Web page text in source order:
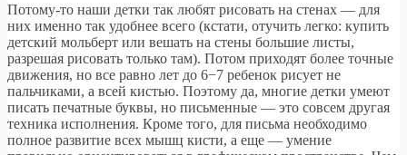
Потому-то наши детки так любят рисовать на стенах — для
них именно так удобнее всего (кстати, отучить легко: купить
детский мольберт или вешать на стены большие листы,
разрешая рисовать только там). Потом приходят более точные
движения, но все равно лет до 6−7 ребенок рисует не
пальчиками, а всей кистью. Поэтому да, многие детки умеют
писать печатные буквы, но письменные — это совсем другая
техника исполнения. Кроме того, для письма необходимо
полное развитие всех мышц кисти, а еще — умение